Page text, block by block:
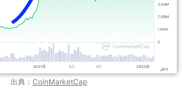
出典： CoinMarketCap